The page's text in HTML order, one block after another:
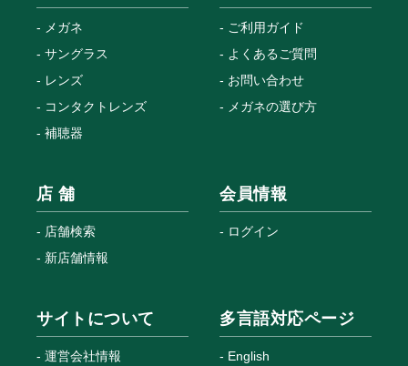
メガネ
サングラス
レンズ
コンタクトレンズ
補聴器
ご利用ガイド
よくあるご質問
お問い合わせ
メガネの選び方
店 舗
店舗検索
新店舗情報
会員情報
ログイン
サイトについて
運営会社情報
多言語対応ページ
English